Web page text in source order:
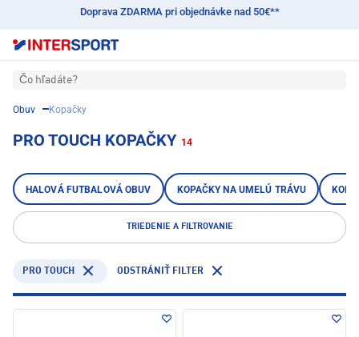
Doprava ZDARMA pri objednávke nad 50€**
Čo hľadáte?
Obuv Kopačky
PRO TOUCH KOPAČKY 14
HALOVÁ FUTBALOVÁ OBUV KOPAČKY NA UMELÚ TRÁVU
TRIEDENIE A FILTROVANIE
PRO TOUCH ODSTRÁNIŤ FILTER